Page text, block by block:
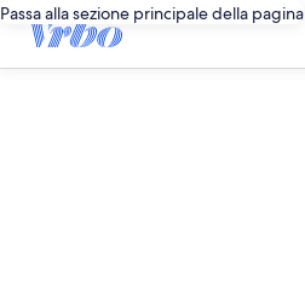
Passa alla sezione principale della pagina